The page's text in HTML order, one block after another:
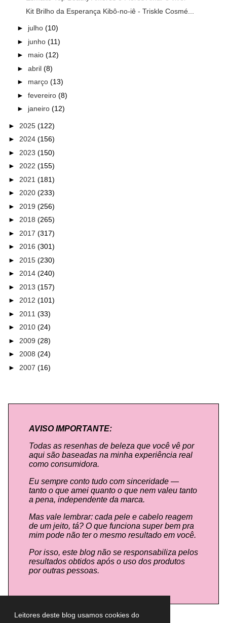
Leitores deste blog usamos cookies do
Kit Brilho da Esperança Kibô-no-iê - Triskle Cosmé...
► julho (10)
► junho (11)
► maio (12)
► abril (8)
► março (13)
► fevereiro (8)
► janeiro (12)
► 2025 (122)
► 2024 (156)
► 2023 (150)
► 2022 (155)
► 2021 (181)
► 2020 (233)
► 2019 (256)
► 2018 (265)
► 2017 (317)
► 2016 (301)
► 2015 (230)
► 2014 (240)
► 2013 (157)
► 2012 (101)
► 2011 (33)
► 2010 (24)
► 2009 (28)
► 2008 (24)
► 2007 (16)
AVISO IMPORTANTE:
Todas as resenhas de beleza que você vê por
aqui são baseadas na minha experiência real
como consumidora.
Eu sempre conto tudo com sinceridade —
tanto o que amei quanto o que nem valeu tanto
a pena, independente da marca.
Mas vale lembrar: cada pele e cabelo reagem
de um jeito, tá? O que funciona super bem pra
mim pode não ter o mesmo resultado em você.
Por isso, este blog não se responsabiliza pelos
resultados obtidos após o uso dos produtos
por outras pessoas.